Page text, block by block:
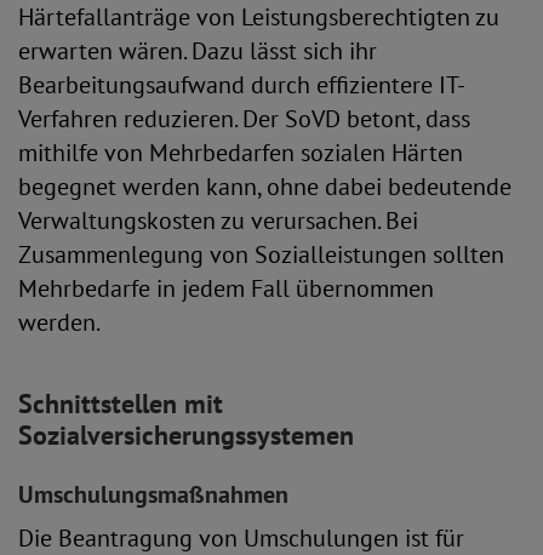
Härtefallanträge von Leistungsberechtigten zu
erwarten wären. Dazu lässt sich ihr
Bearbeitungsaufwand durch effizientere IT-
Verfahren reduzieren. Der SoVD betont, dass
mithilfe von Mehrbedarfen sozialen Härten
begegnet werden kann, ohne dabei bedeutende
Verwaltungskosten zu verursachen. Bei
Zusammenlegung von Sozialleistungen sollten
Mehrbedarfe in jedem Fall übernommen
werden.
Schnittstellen mit
Sozialversicherungssystemen
Umschulungsmaßnahmen
Die Beantragung von Umschulungen ist für